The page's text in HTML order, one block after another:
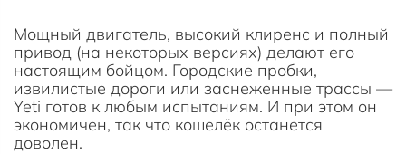
Мощный двигатель, высокий клиренс и полный
привод (на некоторых версиях) делают его
настоящим бойцом. Городские пробки,
извилистые дороги или заснеженные трассы —
Yeti готов к любым испытаниям. И при этом он
экономичен, так что кошелёк останется
доволен.